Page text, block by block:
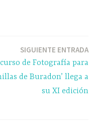
SIGUIENTE ENTRADA
de Fotografía para
de Buradon’ llega a
su XI edición